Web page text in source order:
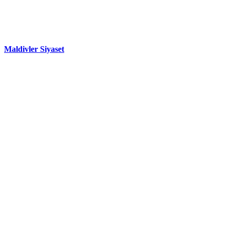
Maldivler Siyaset